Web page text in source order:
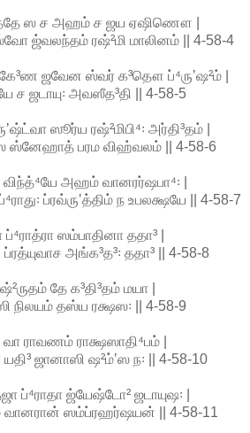
ஸ ச அஹம் ச ஜய ஏஷிணௌ |
ஜ்வலந்தம் ரஷ்²மி மாலினம் || 4-58-4
ஜவேன ஸ்வர் க³தௌ ப்⁴ருʼஷ²ம் |
ச ஜடாயு꞉ அவஸீத³தி || 4-58-5
ஸூர்ய ரஷ்²மிபி⁴꞉ அர்தி³தம் |
ஸ்னேஹாத் பரம விஹ்வலம் || 4-58-6
விந்த்⁴யே அஹம் வானரர்ஷபா⁴꞉ |
ப்ரவ்ருʼத்திம் ந உபலக்ஷயே || 4-58-7
ஸம்பாதினா ததா³ |
அங்க³த³꞉ ததா³ || 4-58-8
தே க³தி³தம் மயா |
நிலயம் தஸ்ய ரக்ஷஸ꞉ || 4-58-9
ராவணம் ராக்ஷஸாதி⁴பம் |
யதி³ ஜானாஸி ஷ²ம்ʼஸ ந꞉ || 4-58-10
ஜ்யேஷ்டோ² ஜடாயுஷ꞉ |
ஸம்ப்ரஹர்ஷயன் || 4-58-11